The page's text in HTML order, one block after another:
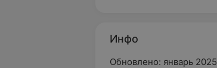
Инфо
Обновлено: январь 2025